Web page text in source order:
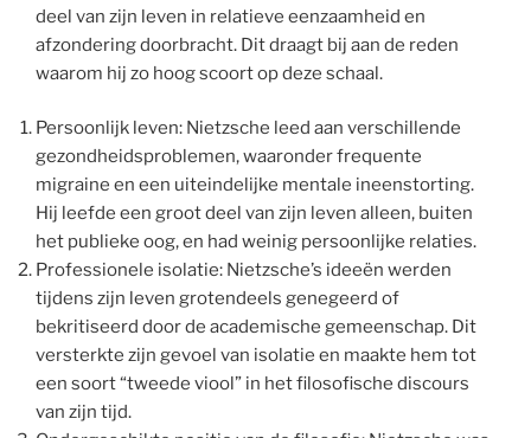
deel van zijn leven in relatieve eenzaamheid en
afzondering doorbracht. Dit draagt bij aan de reden
waarom hij zo hoog scoort op deze schaal.
Persoonlijk leven: Nietzsche leed aan verschillende
gezondheidsproblemen, waaronder frequente
migraine en een uiteindelijke mentale ineenstorting.
Hij leefde een groot deel van zijn leven alleen, buiten
het publieke oog, en had weinig persoonlijke relaties.
Professionele isolatie: Nietzsche’s ideeën werden
tijdens zijn leven grotendeels genegeerd of
bekritiseerd door de academische gemeenschap. Dit
versterkte zijn gevoel van isolatie en maakte hem tot
een soort “tweede viool” in het filosofische discours
van zijn tijd.